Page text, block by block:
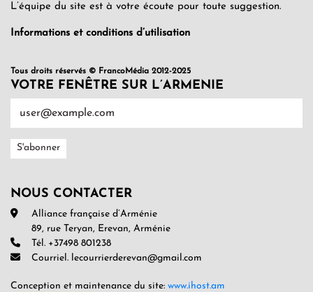
L’équipe du site est à votre écoute pour toute suggestion.
Informations et conditions d’utilisation
Tous droits réservés © FrancoMédia 2012-2025
VOTRE FENÊTRE SUR L’ARMENIE
NOUS CONTACTER
Alliance française d’Arménie
89, rue Teryan, Erevan, Arménie
Tél. +37498 801238
Courriel. lecourrierderevan@gmail.com
Conception et maintenance du site: www.ihost.am